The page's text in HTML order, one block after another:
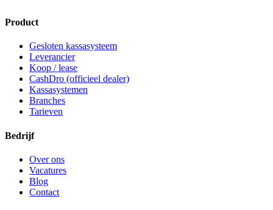
Product
Gesloten kassasysteem
Leverancier
Koop / lease
CashDro (officieel dealer)
Kassasystemen
Branches
Tarieven
Bedrijf
Over ons
Vacatures
Blog
Contact